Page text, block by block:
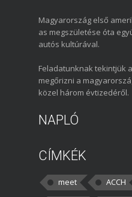
Magyarország első
as megszületése óta
autós kultúrával.
Feladatunknak tekintjük
megőrizni a
közel három évtizedéről.
NAPLÓ
CÍMKÉK
meet ACCH